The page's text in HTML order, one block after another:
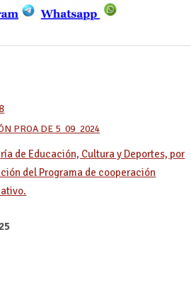
PROA DE 5_09_2024
de Educación, Cultura y Deportes, por
del Programa de cooperación